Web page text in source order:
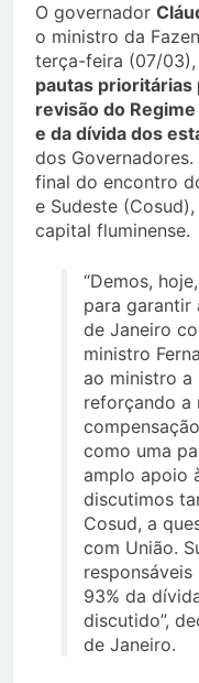
O governador
o ministro da
terça-feira (07/
pautas prioritárias
revisão do
e da dívida dos
dos
final do encontro
e Sudeste
capital fluminense.
“Demos,
para garantir
de Janeiro
ministro
ao ministro a
reforçando a
como uma
amplo apoio
discutimos
Cosud, a
com União.
93% da
discutido”,
de Janeiro.